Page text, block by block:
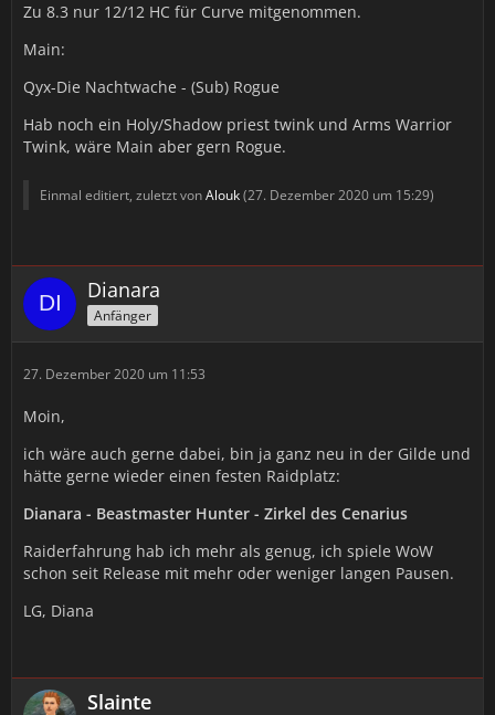
Zu 8.3 nur 12/12 HC für Curve mitgenommen.
Main:
Qyx-Die Nachtwache - (Sub) Rogue
Hab noch ein Holy/Shadow priest twink und Arms Warrior
Twink, wäre Main aber gern Rogue.
Einmal editiert, zuletzt vonAlouk(27. Dezember 2020 um 15:29)
Dianara
Anfänger
27. Dezember 2020 um 11:53
Moin,
ich wäre auch gerne dabei, bin ja ganz neu in der Gilde und
hätte gerne wieder einen festen Raidplatz:
Dianara - Beastmaster Hunter - Zirkel des Cenarius
Raiderfahrung hab ich mehr als genug, ich spiele WoW
schon seit Release mit mehr oder weniger langen Pausen.
LG, Diana
Slainte